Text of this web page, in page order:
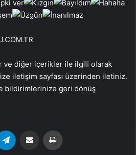
ver
ve diğer içerikler ile ilgili olarak
iletişim sayfası üzerinden iletiniz.
bildirimlerinize geri dönüş
Email'den paylaş